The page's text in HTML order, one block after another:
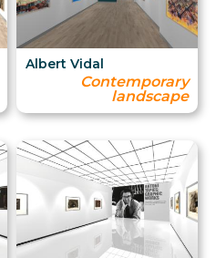
Albert Vidal
Contemporary
landscape